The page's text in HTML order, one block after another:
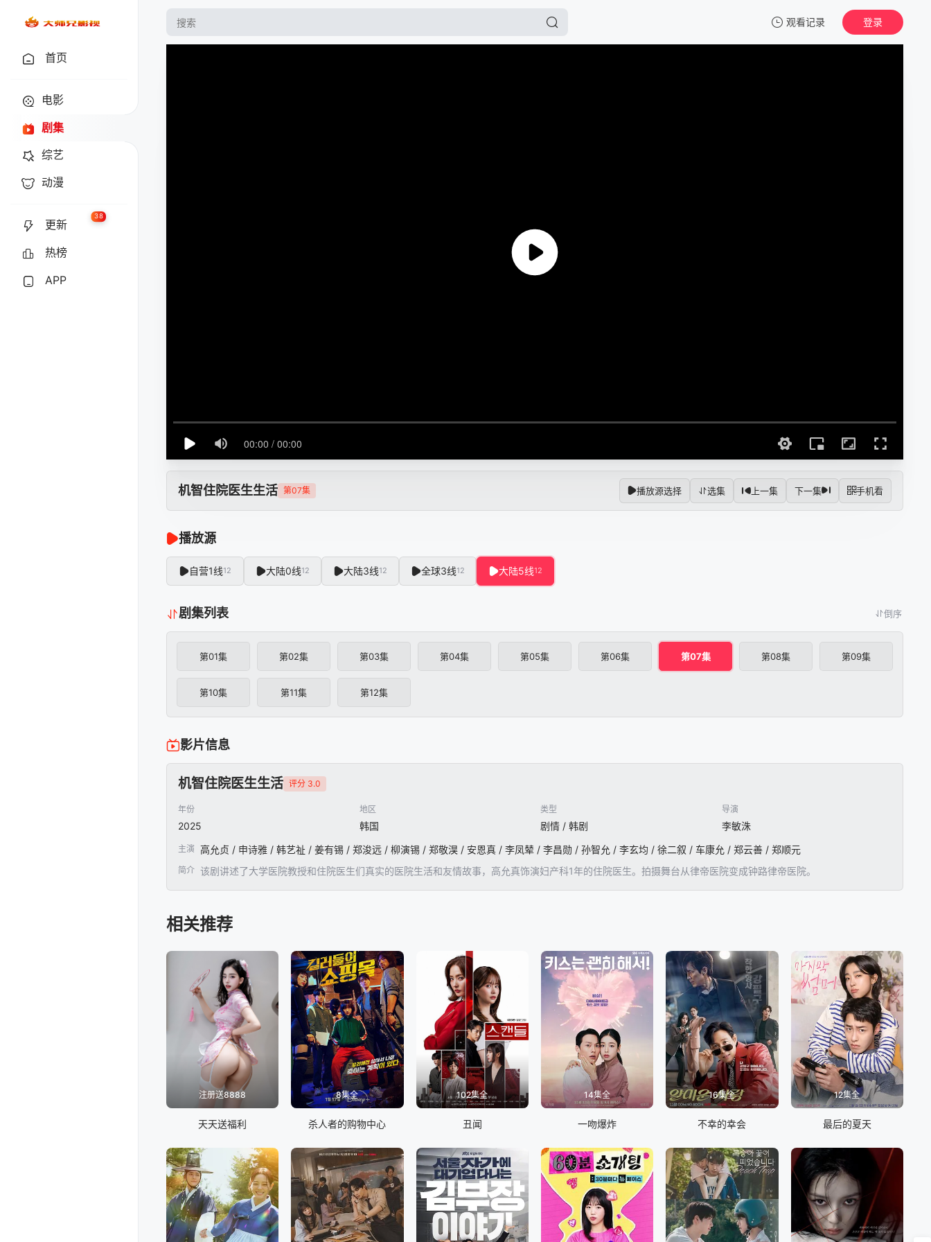
观看记录 登录
首页
电影
剧集
综艺
动漫
更新
38
热榜
APP
机智住院医生生活 第07集 播放源选择 选集 上一集 下一集 手机看
播放源
自营1线12 大陆0线12 大陆3线12 全球3线12 大陆5线12
剧集列表 倒序
第01集 第02集 第03集 第04集 第05集 第06集 第07集 第08集 第09集
第10集 第11集 第12集
影片信息
机智住院医生生活 评分 3.0
年份
2025
地区
韩国
类型
剧情 / 韩剧
导演
李敏洙
主演 高允贞 / 申诗雅 / 韩艺祉 / 姜有锡 / 郑浚远 / 柳演锡 / 郑敬淏 / 安恩真 / 李凤辇 / 李昌勋 / 孙智允 / 李玄均 / 徐二叙 / 车康允 / 郑云善 / 郑顺元
简介 该剧讲述了大学医院教授和住院医生们真实的医院生活和友情故事，高允真饰演妇产科1年的住院医生。拍摄舞台从律帝医院变成钟路律帝医院。
相关推荐
注册送8888
天天送福利
8集全
杀人者的购物中心
102集全
丑闻
14集全
一吻爆炸
16集全
不幸的幸会
12集全
最后的夏天